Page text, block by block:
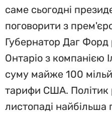
саме сьогодні
поговорити з
Губернатор Даг Форд
Онтаріо з компанією
суму майже 100
тарифи США. Політик
листопаді найбільша